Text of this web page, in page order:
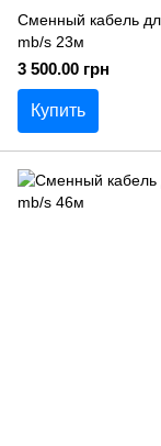
Сменный кабель
mb/s 23м
3 500.00 грн
Купить